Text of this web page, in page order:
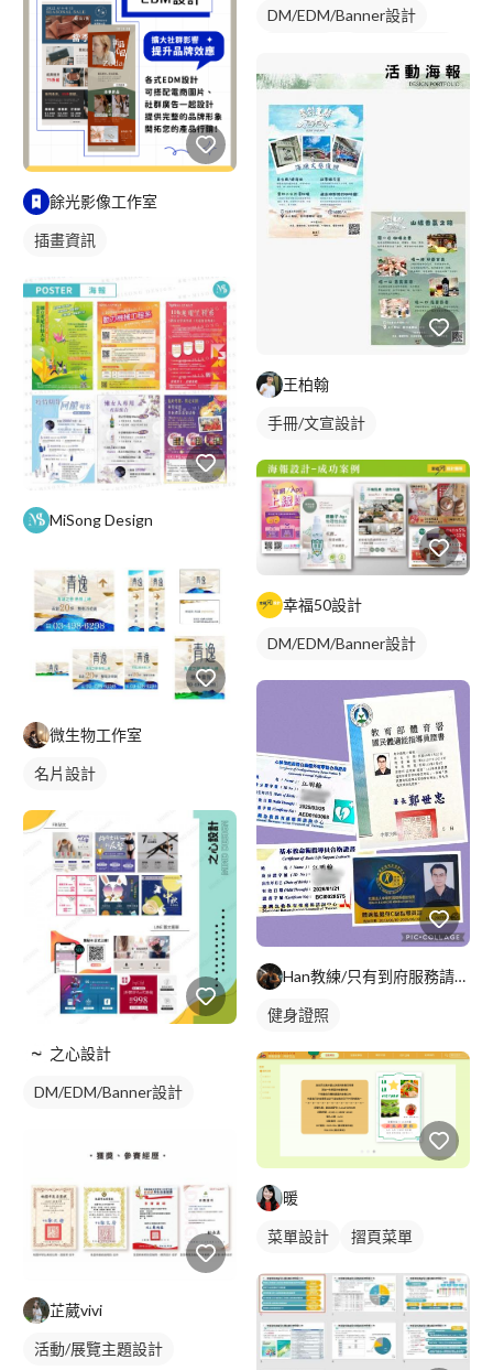
餘光影像工作室
插畫資訊
MiSong Design
微生物工作室
名片設計
之心設計
DM/EDM/Banner設計
芷葳vivi
活動/展覽主題設計
DM/EDM/Banner設計
包裝設計
王柏翰
手冊/文宣設計
幸福50設計
DM/EDM/Banner設計
Han教練/只有到府服務請參閱簡介
健身證照
暖
菜單設計 摺頁菜單